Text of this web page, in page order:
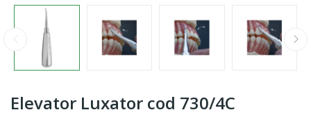
Elevator Luxator cod 730/4C